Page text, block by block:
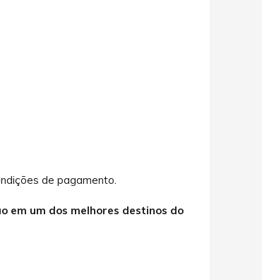
de pagamento.
em um dos melhores destinos do